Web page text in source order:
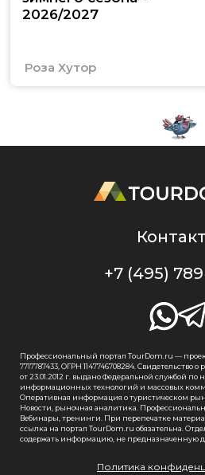
2026/2027
Роза Хутор
+7 (495)
Профессиональный портал TourDom.ru —
7717787433, ОГРН 1147746708284.
от 23.01.2012 г. выдано Федеральной службой по
информационных технологий и массовых
Оперативная информация о туристическом
Новости, рыночная аналитика.
Вебинары, тренинги. При перепечатке
ссылка на портал TourDom.ru обязательна.
содержать информацию, не предназначенную
Политика